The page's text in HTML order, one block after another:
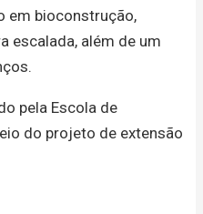
em bioconstrução,
escalada, além de um
pela Escola de
do projeto de extensão